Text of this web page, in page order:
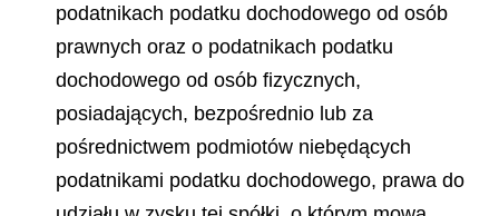
podatnikach podatku dochodowego od osób
prawnych oraz o podatnikach podatku
dochodowego od osób fizycznych,
posiadających, bezpośrednio lub za
pośrednictwem podmiotów niebędących
podatnikami podatku dochodowego, prawa do